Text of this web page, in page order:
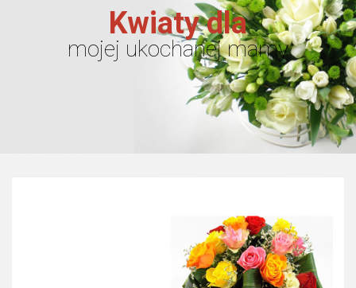
Kwiaty dla
mojej ukochanej mamy